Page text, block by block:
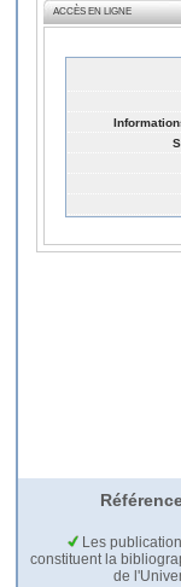
ACCÈS EN LIGNE
Les
constituent la
de